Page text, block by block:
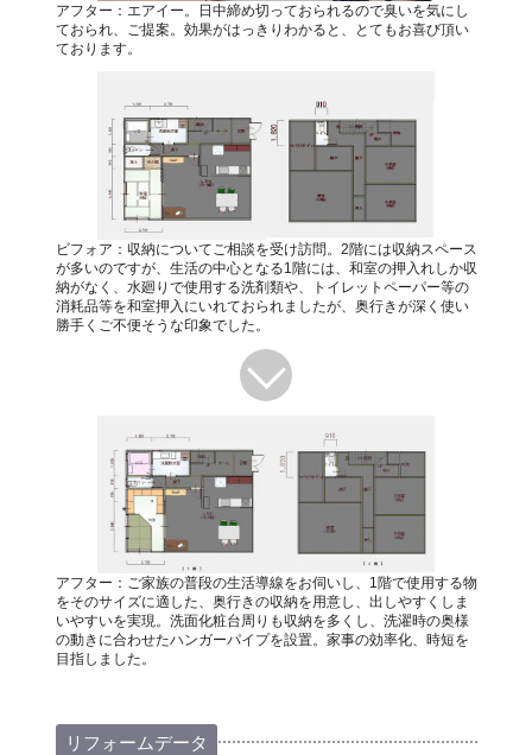
アフター：エアイー。日中締め切っておられるので臭いを気にし
ておられ、ご提案。効果がはっきりわかると、とてもお喜び頂い
ております。
ビフォア：収納についてご相談を受け訪問。2階には収納スペース
が多いのですが、生活の中心となる1階には、和室の押入れしか収
納がなく、水廻りで使用する洗剤類や、トイレットペーパー等の
消耗品等を和室押入にいれておられましたが、奥行きが深く使い
勝手くご不便そうな印象でした。
アフター：ご家族の普段の生活導線をお伺いし、1階で使用する物
をそのサイズに適した、奥行きの収納を用意し、出しやすくしま
いやすいを実現。洗面化粧台周りも収納を多くし、洗濯時の奥様
の動きに合わせたハンガーパイプを設置。家事の効率化、時短を
目指しました。
リフォームデータ